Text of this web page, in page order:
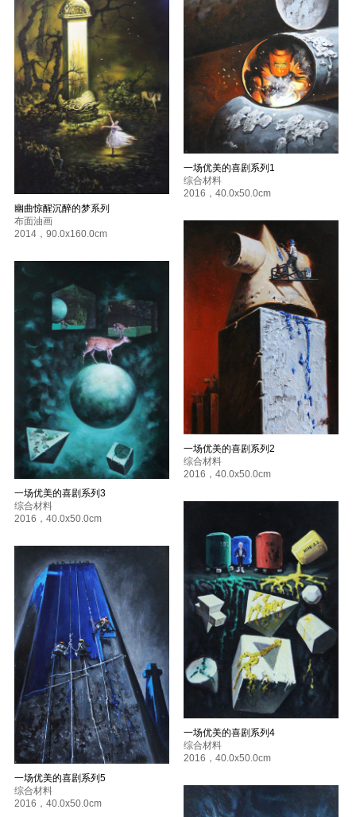
幽曲惊醒沉醉的梦系列
布面油画
2014 ， 90.0x160.0cm
一场优美的喜剧系列1
综合材料
2016 ， 40.0x50.0cm
一场优美的喜剧系列2
综合材料
2016 ， 40.0x50.0cm
一场优美的喜剧系列3
综合材料
2016 ， 40.0x50.0cm
一场优美的喜剧系列4
综合材料
2016 ， 40.0x50.0cm
一场优美的喜剧系列5
综合材料
2016 ， 40.0x50.0cm